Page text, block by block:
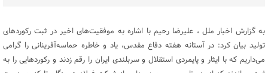
به گزارش اخبار ملل ، علیرضا رحیم با اشاره به موفقیت‌های اخیر در ثبت رکوردهای
تولید بیان کرد: در آستانه هفته دفاع مقدس، یاد و خاطره حماسه‌آفرینانی را گرامی
می‌داریم که با ایثار و پایمردی استقلال و سربلندی ایران را رقم زدند و رکوردهایی را به